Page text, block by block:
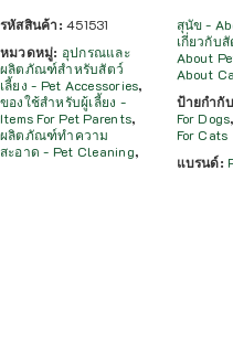
รหัสสินค้า:451531
หมวดหมู่: อุปกรณและ
ผลิตภัณฑ์สำหรับสัตว์
เลี้ยง - Pet Accessories,
ของใช้สำหรับผู้เลี้ยง -
Items For Pet Parents,
ผลิตภัณฑ์ทำความ
สะอาด - Pet Cleaning,
สุนัข -
เกี่ยวกับ
About
About
ป้ายกำกั
For Dogs,
For Cats
แบรนด์: